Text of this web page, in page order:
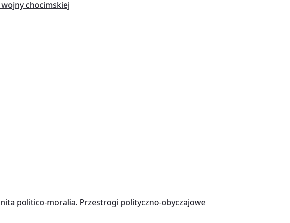
chocimskiej
politico-moralia. Przestrogi polityczno-obyczajowe